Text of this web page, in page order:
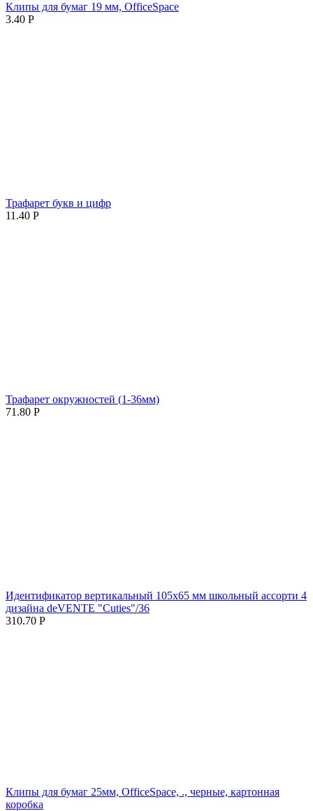
Клипы для бумаг 19 мм, OfficeSpace
3.40 Р
Трафарет букв и цифр
11.40 Р
Трафарет окружностей (1-36мм)
71.80 Р
Идентификатор вертикальный 105х65 мм школьный ассорти 4
дизайна deVENTE "Cuties"/36
310.70 Р
Клипы для бумаг 25мм, OfficeSpace, ., черные, картонная
коробка